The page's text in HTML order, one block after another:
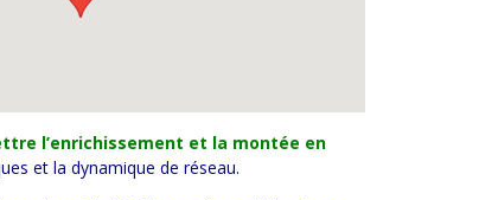
l’enrichissement et la montée en
et la dynamique de réseau.